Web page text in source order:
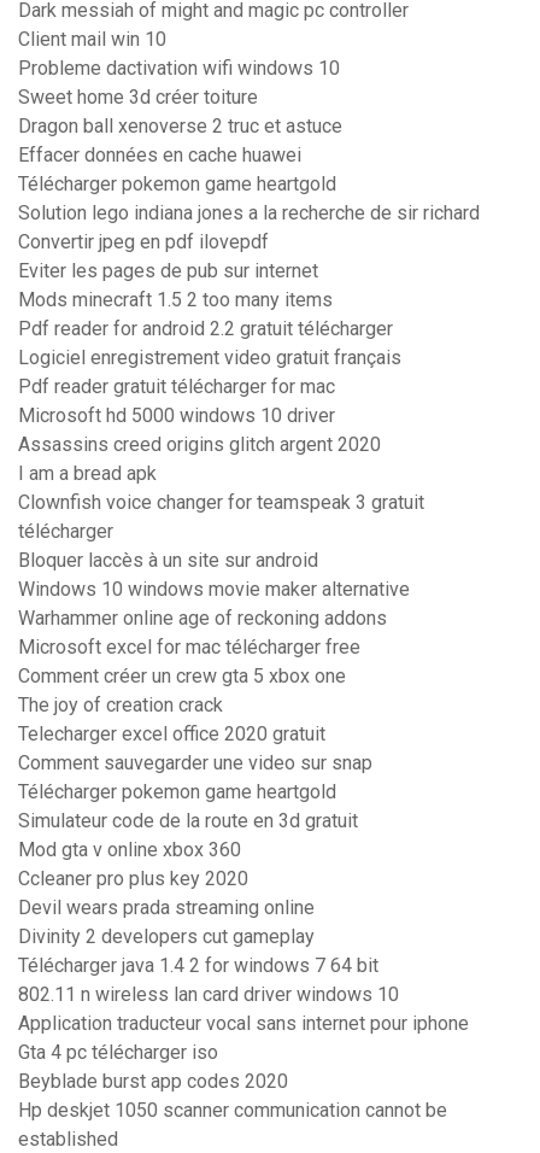
Dark messiah of might and magic pc controller
Client mail win 10
Probleme dactivation wifi windows 10
Sweet home 3d créer toiture
Dragon ball xenoverse 2 truc et astuce
Effacer données en cache huawei
Télécharger pokemon game heartgold
Solution lego indiana jones a la recherche de sir richard
Convertir jpeg en pdf ilovepdf
Eviter les pages de pub sur internet
Mods minecraft 1.5 2 too many items
Pdf reader for android 2.2 gratuit télécharger
Logiciel enregistrement video gratuit français
Pdf reader gratuit télécharger for mac
Microsoft hd 5000 windows 10 driver
Assassins creed origins glitch argent 2020
I am a bread apk
Clownfish voice changer for teamspeak 3 gratuit
télécharger
Bloquer laccès à un site sur android
Windows 10 windows movie maker alternative
Warhammer online age of reckoning addons
Microsoft excel for mac télécharger free
Comment créer un crew gta 5 xbox one
The joy of creation crack
Telecharger excel office 2020 gratuit
Comment sauvegarder une video sur snap
Télécharger pokemon game heartgold
Simulateur code de la route en 3d gratuit
Mod gta v online xbox 360
Ccleaner pro plus key 2020
Devil wears prada streaming online
Divinity 2 developers cut gameplay
Télécharger java 1.4 2 for windows 7 64 bit
802.11 n wireless lan card driver windows 10
Application traducteur vocal sans internet pour iphone
Gta 4 pc télécharger iso
Beyblade burst app codes 2020
Hp deskjet 1050 scanner communication cannot be
established